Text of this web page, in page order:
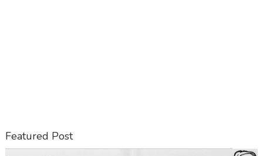
Featured Post